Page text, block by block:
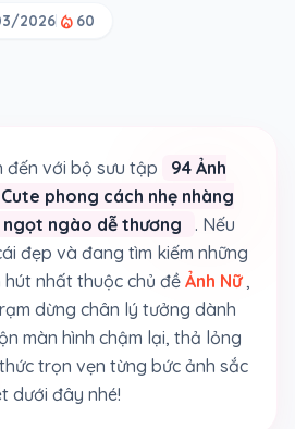
2026 local_fire_department 60
đến với bộ sưu tập
94 Ảnh
phong cách nhẹ nhàng
ngọt ngào dễ thương
. Nếu
đẹp và đang tìm kiếm những
nhất thuộc chủ đề Ảnh Nữ,
dừng chân lý tưởng dành
màn hình chậm lại, thả lỏng
trọn vẹn từng bức ảnh sắc
dưới đây nhé!